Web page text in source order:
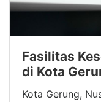
Fasilitas
di Kota
Kota Gerung,